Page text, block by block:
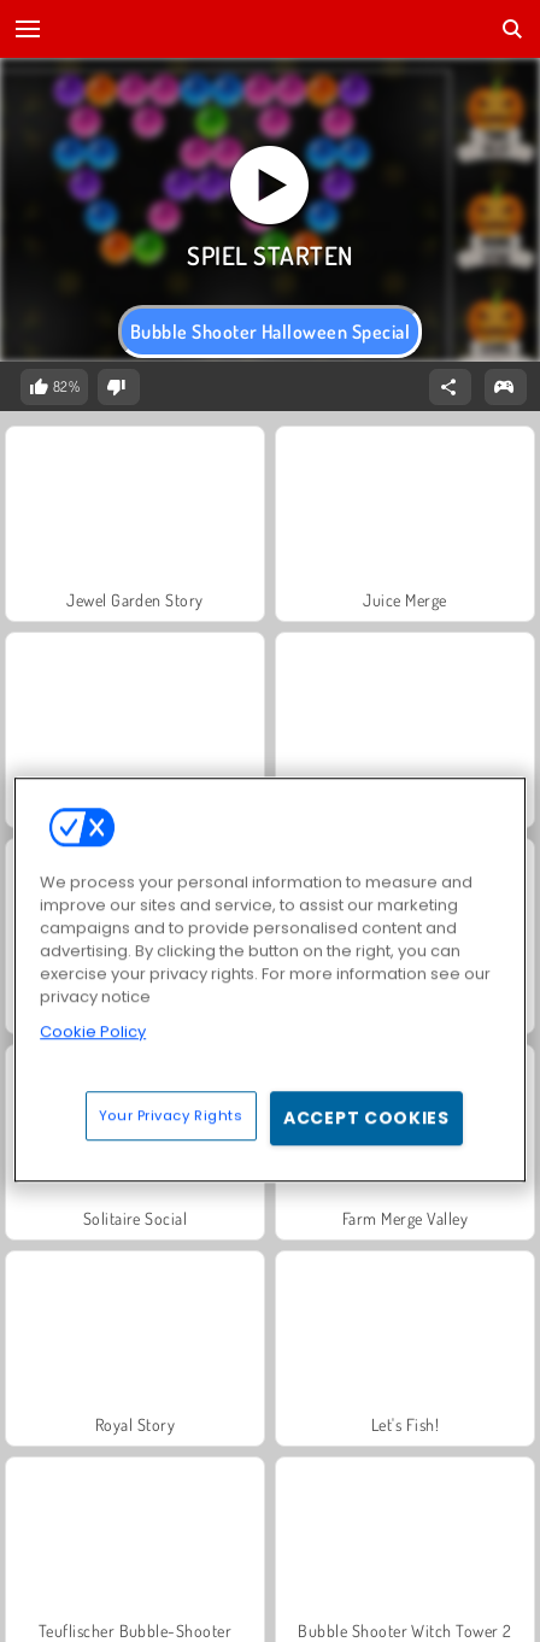
Bubble Shooter Halloween Special
82%
Jewel Garden Story Juice Merge
Grand Mahjong Connect
Masha and the Bear: Meadows
Solitaire Social Farm Merge Valley
Royal Story Let's Fish!
Teuflischer Bubble-Shooter Bubble Shooter Witch Tower 2
We process your personal information to measure and
improve our sites and service, to assist our marketing
campaigns and to provide personalised content and
advertising. By clicking the button on the right, you can
exercise your privacy rights. For more information see our
privacy notice
Cookie Policy
Your Privacy Rights ACCEPT COOKIES